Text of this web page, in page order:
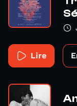
Lire